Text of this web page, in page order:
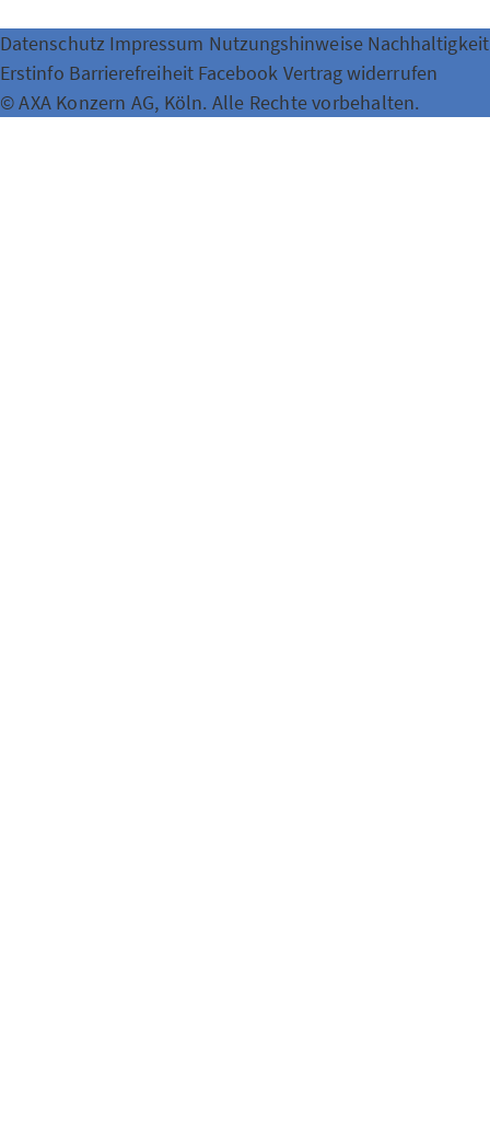
Datenschutz Impressum Nutzungshinweise Nachhaltigkeit
Erstinfo Barrierefreiheit Facebook Vertrag widerrufen
© AXA Konzern AG, Köln. Alle Rechte vorbehalten.